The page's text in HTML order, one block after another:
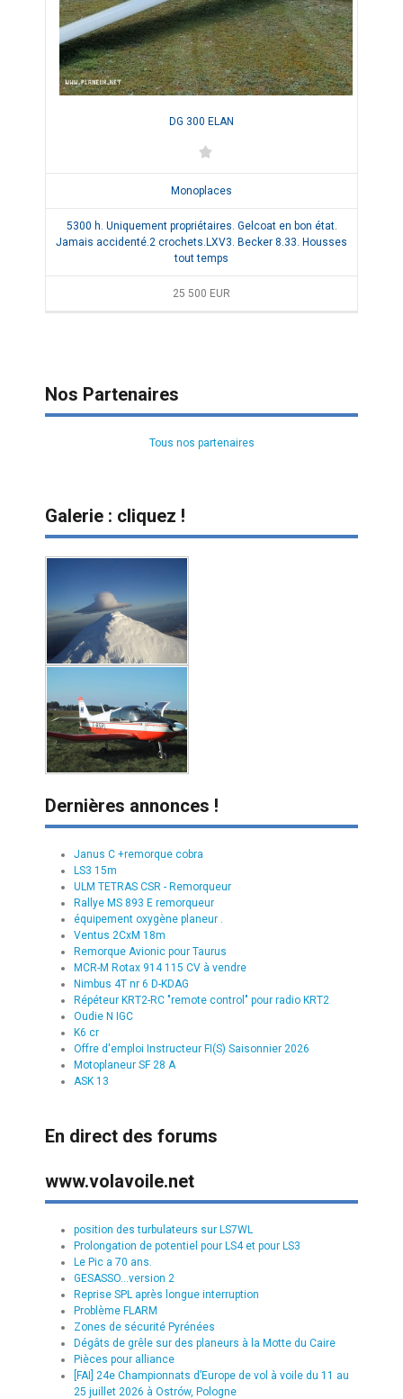
DG 300 ELAN
Monoplaces
5300 h. Uniquement propriétaires. Gelcoat en bon état.
Jamais accidenté.2 crochets.LXV3. Becker 8.33. Housses
tout temps
25 500 EUR
Nos Partenaires
Tous nos partenaires
Galerie : cliquez !
Dernières annonces !
Janus C +remorque cobra
LS3 15m
ULM TETRAS CSR - Remorqueur
Rallye MS 893 E remorqueur
équipement oxygène planeur .
Ventus 2CxM 18m
Remorque Avionic pour Taurus
MCR-M Rotax 914 115 CV à vendre
Nimbus 4T nr 6 D-KDAG
Répéteur KRT2-RC "remote control" pour radio KRT2
Oudie N IGC
K6 cr
Offre d'emploi Instructeur FI(S) Saisonnier 2026
Motoplaneur SF 28 A
ASK 13
En direct des forums
www.volavoile.net
position des turbulateurs sur LS7WL
Prolongation de potentiel pour LS4 et pour LS3
Le Pic a 70 ans.
GESASSO...version 2
Reprise SPL après longue interruption
Problème FLARM
Zones de sécurité Pyrénées
Dégâts de grêle sur des planeurs à la Motte du Caire
Pièces pour alliance
[FAI] 24e Championnats d’Europe de vol à voile du 11 au
25 juillet 2026 à Ostrów, Pologne